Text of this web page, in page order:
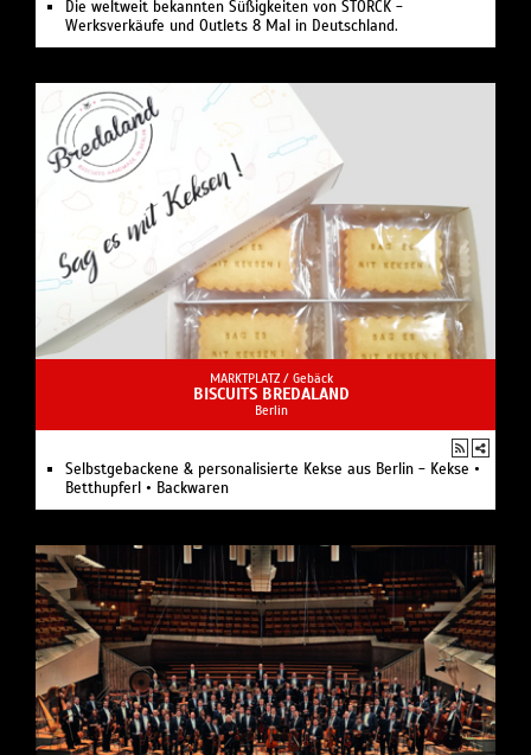
Die weltweit bekannten Süßigkeiten von STORCK -
Werksverkäufe und Outlets 8 Mal in Deutschland.
MARKTPLATZ / Gebäck
BISCUITS BREDALAND
Berlin
Selbstgebackene & personalisierte Kekse aus Berlin - Kekse •
Betthupferl • Backwaren